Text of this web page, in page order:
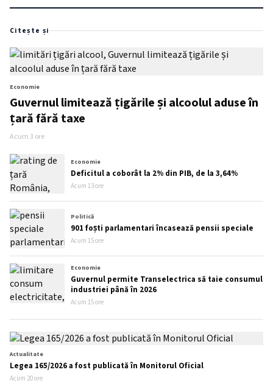
Citește și
Economie
Guvernul limitează țigările și alcoolul aduse în
țară fără taxe
Acum 3 ore
Economie
Deficitul a coborât la 2% din PIB, de la 3,64%
Acum 13 ore
Politică
901 foști parlamentari încasează pensii speciale
Acum 15 ore
Economie
Guvernul permite Transelectrica să taie consumul
industriei până în 2026
Acum 15 ore
Actualitate
Legea 165/2026 a fost publicată în Monitorul Oficial
Acum 20 ore